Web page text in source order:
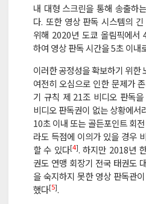
내 대형 스크린을 통해 송출하
다. 또한 영상 판독 시스템의
위해 2020년 도쿄 올림픽에서
하여 영상 판독 시간을 5초 이내
이러한 공정성을 확보하기 위한
여전히 오심으로 인한 문제가
기 규칙 제 21조 비디오 판독
비디오 판독권이 없는 상황에서
10초 이내 또는 골든포인트 회
라도 득점에 이의가 있을 경우
할 수 있다[4]. 하지만 2018년
권도 연맹 회장기 전국 태권도
을 숙지하지 못한 영상 판독관
했다[5].